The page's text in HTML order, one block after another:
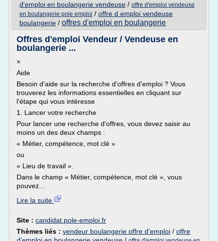
d'emploi en boulangerie vendeuse / offre d'emploi vendeuse
en boulangerie pole emploi / offre d emploi vendeuse
boulangerie / offres d'emploi en boulangerie
Offres d'emploi Vendeur / Vendeuse en
boulangerie ...
×
Aide
Besoin d'aide sur la recherche d'offres d'emploi ? Vous
trouverez les informations essentielles en cliquant sur
l'étape qui vous intéresse
1. Lancer votre recherche
Pour lancer une recherche d'offres, vous devez saisir au
moins un des deux champs :
« Métier, compétence, mot clé »
ou
« Lieu de travail ».
Dans le champ « Métier, compétence, mot clé », vous
pouvez...
Lire la suite
Site : candidat.pole-emploi.fr
Thèmes liés : vendeur boulangerie offre d'emploi / offre